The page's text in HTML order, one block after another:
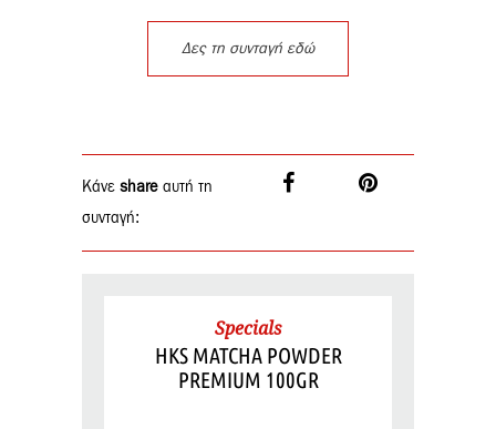
Δες τη συνταγή εδώ
Κάνε share αυτή τη
συνταγή:
Specials
HKS MATCHA POWDER
PREMIUM 100GR